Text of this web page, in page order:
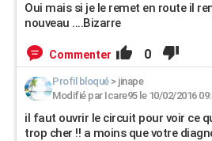
Oui mais si je le remet en route il
nouveau ....Bizarre
Commenter 0
Profil bloqué> jinape
Modifié par Icare95 le 10/02/2016
il faut ouvrir le circuit pour voir ce
trop cher !! a moins que votre